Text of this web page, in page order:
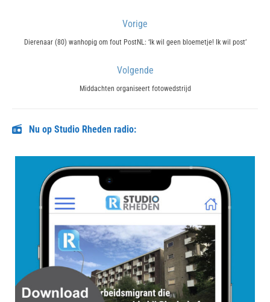
navigatie
Vorige
Previous
Dierenaar (80) wanhopig om fout PostNL: ‘Ik wil geen bloemetje! Ik wil post’
Volgende
Next
Middachten organiseert fotowedstrijd
Nu op Studio Rheden radio: